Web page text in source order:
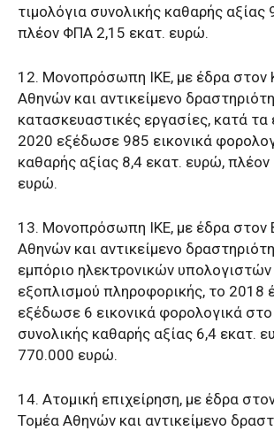
τιμολόγια συνολικής καθαρής αξίας
πλέον ΦΠΑ 2,15 εκατ. ευρώ.
12. Μονοπρόσωπη ΙΚΕ, με έδρα στον
Αθηνών και αντικείμενο
κατασκευαστικές εργασίες, κατά τα
2020 εξέδωσε 985 εικονικά
καθαρής αξίας 8,4 εκατ. ευρώ,
ευρώ.
13. Μονοπρόσωπη ΙΚΕ, με έδρα στον
Αθηνών και αντικείμενο
εμπόριο ηλεκτρονικών υπολογιστών
εξοπλισμού πληροφορικής, το 2018
εξέδωσε 6 εικονικά φορολογικά
συνολικής καθαρής αξίας 6,4 εκατ.
770.000 ευρώ.
14. Ατομική επιχείρηση, με έδρα
Τομέα Αθηνών και αντικείμενο